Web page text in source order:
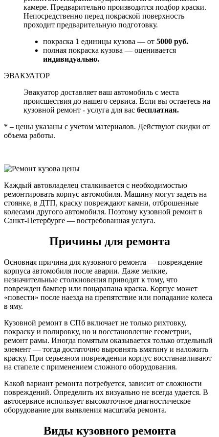
камере. Предварительно производится подбор краски.
Непосредственно перед покраской поверхность
проходит предварительную подготовку.
покраска 1 единицы кузова — от 5000 руб.
полная покраска кузова — оценивается
индивидуально.
ЭВАКУАТОР
Эвакуатор доставляет ваш автомобиль с места
происшествия до нашего сервиса. Если вы остаетесь на
кузовной ремонт - услуга для вас бесплатная.
* – цены указаны с учетом материалов. Действуют скидки от
объема работы.
Каждый автовладелец сталкивается с необходимостью
ремонтировать корпус автомобиля. Машину могут задеть на
стоянке, в ДТП, краску повреждают камни, отброшенные
колесами другого автомобиля. Поэтому кузовной ремонт в
Санкт-Петербурге — востребованная услуга.
Причины для ремонта
Основная причина для кузовного ремонта — повреждение
корпуса автомобиля после аварии. Даже мелкие,
незначительные столкновения приводят к тому, что
поврежден бампер или поцарапана краска. Корпус может
«повести» после наезда на препятствие или попадание колеса
в яму.
Кузовной ремонт в СПб включает не только рихтовку,
покраску и полировку, но и восстановление геометрии,
ремонт рамы. Иногда помятым оказывается только отдельный
элемент — тогда достаточно выровнять вмятину и наложить
краску. При серьезном повреждении корпус восстанавливают
на стапеле с применением сложного оборудования.
Какой вариант ремонта потребуется, зависит от сложности
повреждений. Определить их визуально не всегда удается. В
автосервисе использует высокоточное диагностическое
оборудование для выявления масштаба ремонта.
Виды кузовного ремонта